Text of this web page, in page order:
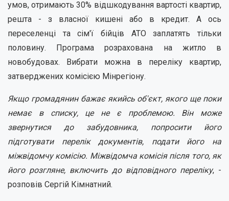
умов, отримають 30% відшкодування вартості квартир,
решта - з власної кишені або в кредит. А ось
переселенці та сім'ї бійців АТО заплатять тільки
половину. Програма розрахована на житло в
новобудовах. Вибрати можна в переліку квартир,
затверджених комісією Мінрегіону.
Якщо громадянин бажає якийсь об'єкт, якого ще поки
немає в списку, це не є проблемою. Він може
звернутися до забудовника, попросити його
підготувати перелік документів, подати його на
міжвідомчу комісію. Міжвідомча комісія після того, як
його розгляне, включить до відповідного переліку, -
розповів Сергій Кімнатний.